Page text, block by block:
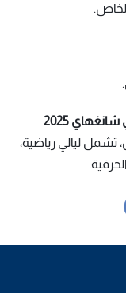
2025
خاص، تشمل ليالي رياضية،